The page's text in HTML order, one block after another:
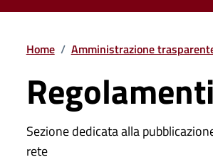
Home / Amministrazione
Sezione dedicata alla
rete